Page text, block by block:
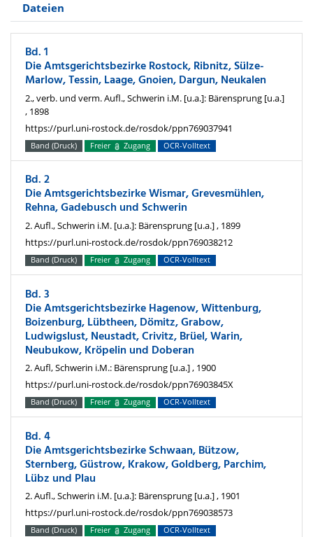
Dateien
Bd. 1
Die Amtsgerichtsbezirke Rostock, Ribnitz, Sülze-
Marlow, Tessin, Laage, Gnoien, Dargun, Neukalen
2., verb. und verm. Aufl., Schwerin i.M. [u.a.]: Bärensprung [u.a.]
, 1898
https://purl.uni-rostock.de/rosdok/ppn769037941
Band (Druck) Freier Zugang OCR-Volltext
Bd. 2
Die Amtsgerichtsbezirke Wismar, Grevesmühlen,
Rehna, Gadebusch und Schwerin
2. Aufl., Schwerin i.M. [u.a.]: Bärensprung [u.a.] , 1899
https://purl.uni-rostock.de/rosdok/ppn769038212
Band (Druck) Freier Zugang OCR-Volltext
Bd. 3
Die Amtsgerichtsbezirke Hagenow, Wittenburg,
Boizenburg, Lübtheen, Dömitz, Grabow,
Ludwigslust, Neustadt, Crivitz, Brüel, Warin,
Neubukow, Kröpelin und Doberan
2. Aufl, Schwerin i.M.: Bärensprung [u.a.] , 1900
https://purl.uni-rostock.de/rosdok/ppn76903845X
Band (Druck) Freier Zugang OCR-Volltext
Bd. 4
Die Amtsgerichtsbezirke Schwaan, Bützow,
Sternberg, Güstrow, Krakow, Goldberg, Parchim,
Lübz und Plau
2. Aufl., Schwerin i.M. [u.a.]: Bärensprung [u.a.] , 1901
https://purl.uni-rostock.de/rosdok/ppn769038573
Band (Druck) Freier Zugang OCR-Volltext